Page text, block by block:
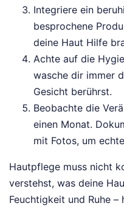
Integriere ein
besprochene
deine Haut Hilfe
Achte auf die
wasche dir immer
Gesicht berührst.
Beobachte die
einen Monat.
mit Fotos, um
Hautpflege muss nicht
verstehst, was deine
Feuchtigkeit und Ruhe